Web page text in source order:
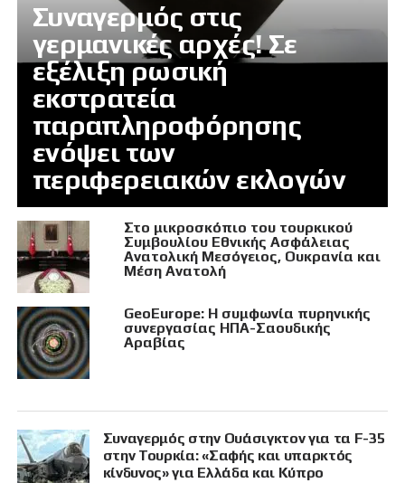
Συναγερμός στις
γερμανικές αρχές! Σε
εξέλιξη ρωσική
εκστρατεία
παραπληροφόρησης
ενόψει των
περιφερειακών εκλογών
Στο μικροσκόπιο του τουρκικού
Συμβουλίου Εθνικής Ασφάλειας
Ανατολική Μεσόγειος, Ουκρανία και
Μέση Ανατολή
GeoEurope: Η συμφωνία πυρηνικής
συνεργασίας ΗΠΑ-Σαουδικής
Αραβίας
Συναγερμός στην Ουάσιγκτον για τα F-35
στην Τουρκία: «Σαφής και υπαρκτός
κίνδυνος» για Ελλάδα και Κύπρο